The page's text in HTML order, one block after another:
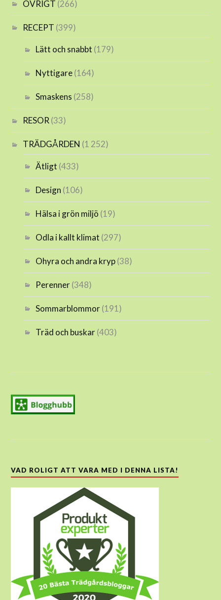
ÖVRIGT (266)
RECEPT (399)
Lätt och snabbt (179)
Nyttigare(164)
Smaskens (258)
RESOR (33)
TRÄDGÅRDEN (1 252)
Ätligt (433)
Design (106)
Hälsa i grön miljö (19)
Odla i kallt klimat (297)
Ohyra och andra kryp(38)
Perenner(348)
Sommarblommor(191)
Träd och buskar(403)
VAD ROLIGT ATT VARA MED I DENNA LISTA!